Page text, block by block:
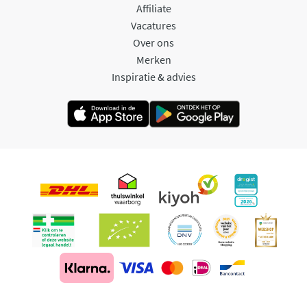
Affiliate
Vacatures
Over ons
Merken
Inspiratie & advies